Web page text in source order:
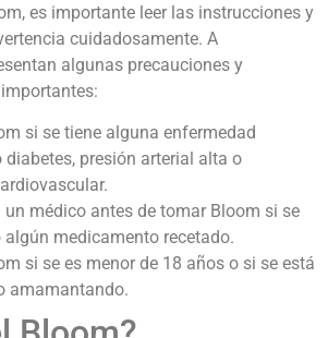
es importante leer las instrucciones y
cuidadosamente. A
algunas precauciones y
si se tiene alguna enfermedad
diabetes, presión arterial alta o
un médico antes de tomar Bloom si se
medicamento recetado.
si se es menor de 18 años o si se está
amamantando.